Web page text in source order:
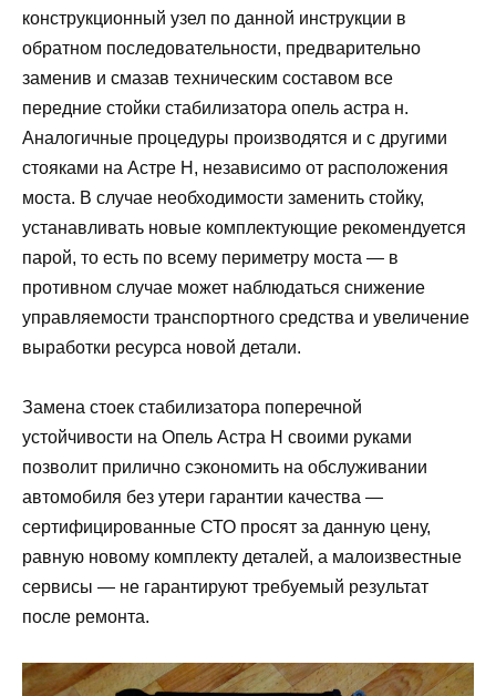
конструкционный узел по данной инструкции в
обратном последовательности, предварительно
заменив и смазав техническим составом все
передние стойки стабилизатора опель астра н.
Аналогичные процедуры производятся и с другими
стояками на Астре Н, независимо от расположения
моста. В случае необходимости заменить стойку,
устанавливать новые комплектующие рекомендуется
парой, то есть по всему периметру моста — в
противном случае может наблюдаться снижение
управляемости транспортного средства и увеличение
выработки ресурса новой детали.
Замена стоек стабилизатора поперечной
устойчивости на Опель Астра Н своими руками
позволит прилично сэкономить на обслуживании
автомобиля без утери гарантии качества —
сертифицированные СТО просят за данную цену,
равную новому комплекту деталей, а малоизвестные
сервисы — не гарантируют требуемый результат
после ремонта.